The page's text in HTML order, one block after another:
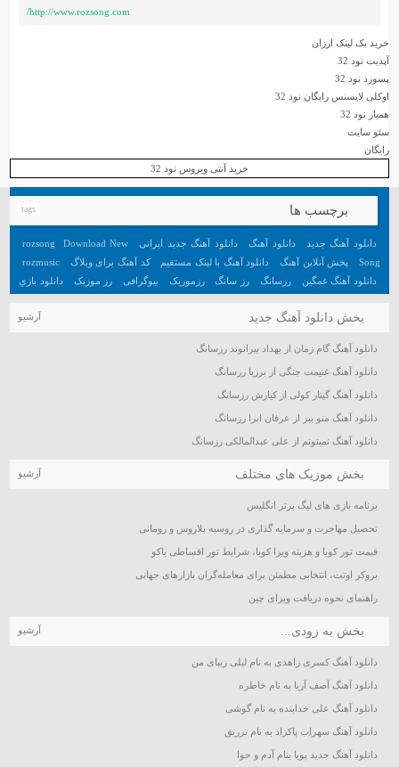
http://www.rozsong.com/
خرید بک لینک ارزان
آپدیت نود 32
پسورد نود 32
اوکلی لایسنس رایگان نود 32
همیار نود 32
سئو سایت
رایگان
خرید آنتی ویروس نود 32
برچسب ها tags
دانلود آهنگ جدید دانلود آهنگ دانلود آهنگ جدید ایرانی rozsong
Download New
Song
پخش آنلاین آهنگ دانلود آهنگ با لینک مستقیم کد آهنگ برای وبلاگ
rozmusic
دانلود آهنگ غمگین
رزسانگ رز سانگ رزموزیک بیوگرافی رز موزیک
دانلود بازي
بخش دانلود آهنگ جدید آرشیو
دانلود آهنگ گام زمان از بهداد بیرانوند رزسانگ
دانلود آهنگ غنیمت جنگی از برزیا رزسانگ
دانلود آهنگ گیتار کولی از کیارش رزسانگ
دانلود آهنگ منو ببر از عرفان ابرا رزسانگ
دانلود آهنگ نمیتونم از علی عبدالمالکی رزسانگ
بخش موزیک های مختلف آرشیو
برنامه بازی های لیگ برتر انگلیس
تحصیل مهاجرت و سرمایه گذاری در روسیه بلاروس و رومانی
قیمت تور کوبا و هزینه ویزا کوبا، شرایط تور اقساطی باکو
بروکر اوتت، انتخابی مطمئن برای معامله‌گران بازارهای جهانی
راهنمای نحوه دریافت ویزای چین
بخش به زودی... آرشیو
دانلود آهنگ کسری زاهدی به نام لیلی زیبای من
دانلود آهنگ آصف آریا به نام خاطره
دانلود آهنگ علی خدابنده به نام گوشی
دانلود آهنگ سهراب پاکزاد به نام تزریق
دانلود آهنگ جدید پویا بنام آدم و حوا